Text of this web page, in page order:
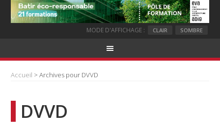
MODE D'AFFICHAGE : CLAIR SOMBRE
Accueil > Archives pour DVVD
DVVD